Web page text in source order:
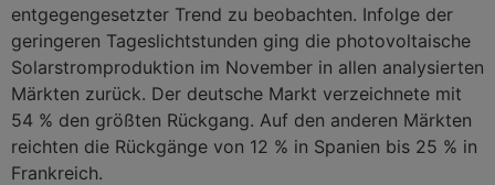
entgegengesetzter Trend zu beobachten. Infolge der
geringeren Tageslichtstunden ging die photovoltaische
Solarstromproduktion im November in allen analysierten
Märkten zurück. Der deutsche Markt verzeichnete mit
54 % den größten Rückgang. Auf den anderen Märkten
reichten die Rückgänge von 12 % in Spanien bis 25 % in
Frankreich.